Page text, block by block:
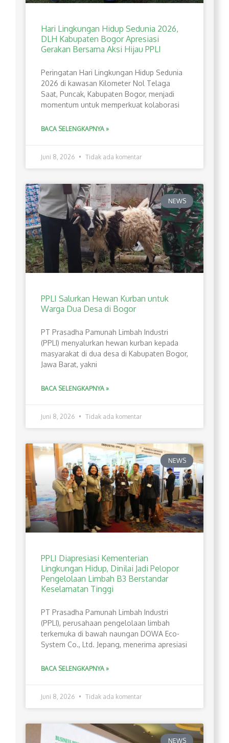
Hari Lingkungan Hidup Sedunia 2026,
DLH Kabupaten Bogor Apresiasi
Gerakan Bersama Aksi Hijau PPLI
Peringatan Hari Lingkungan Hidup Sedunia
2026 di kawasan Kilometer Nol Telaga
Saat, Puncak, Kabupaten Bogor, menjadi
momentum untuk memperkuat kolaborasi
BACA SELENGKAPNYA »
Juni 8, 2026 Tidak ada komentar
NEWS
PPLI Salurkan Hewan Kurban untuk
Warga Dua Desa di Bogor
PT Prasadha Pamunah Limbah Industri
(PPLI) menyalurkan hewan kurban kepada
masyarakat di dua desa di Kabupaten Bogor,
Jawa Barat, yakni
BACA SELENGKAPNYA »
Juni 8, 2026 Tidak ada komentar
NEWS
PPLI Diapresiasi Kementerian
Lingkungan Hidup, Dinilai Jadi Pelopor
Pengelolaan Limbah B3 Berstandar
Keselamatan Tinggi
PT Prasadha Pamunah Limbah Industri
(PPLI), perusahaan pengelolaan limbah
terkemuka di bawah naungan DOWA Eco-
System Co., Ltd. Jepang, menerima apresiasi
BACA SELENGKAPNYA »
Juni 8, 2026 Tidak ada komentar
NEWS